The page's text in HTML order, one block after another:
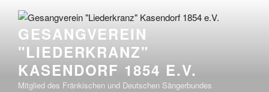
Inhalt
springenGESANGVEREIN
"LIEDERKRANZ"
KASENDORF 1854 E.V.
Mitglied des Fränkischen und Deutschen Sängerbundes